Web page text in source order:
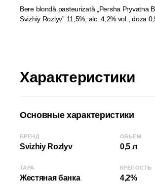
Bere blondă pasteurizată „Persha Pryvatna
Svizhiy Rozlyv” 11,5%, alc. 4,2% vol., doza
Характеристики
Основные характеристики
БРЕНД
Svizhiy Rozlyv
ОБЬЕМ
0,5 л
ТАРА
Жестяная банка
КРЕПОСТЬ
4,2%